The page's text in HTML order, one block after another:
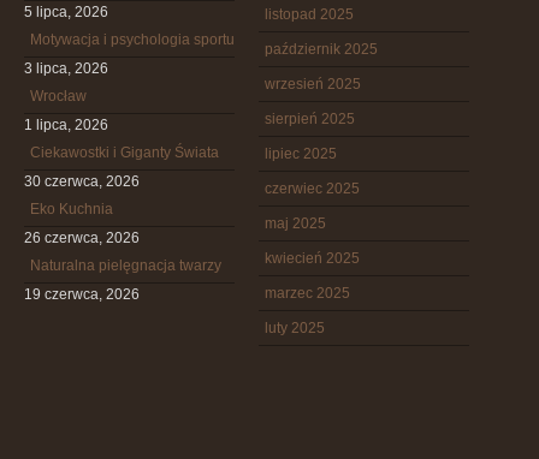
5 lipca, 2026
Motywacja i psychologia sportu
3 lipca, 2026
Wrocław
1 lipca, 2026
Ciekawostki i Giganty Świata
30 czerwca, 2026
Eko Kuchnia
26 czerwca, 2026
Naturalna pielęgnacja twarzy
19 czerwca, 2026
listopad 2025
październik 2025
wrzesień 2025
sierpień 2025
lipiec 2025
czerwiec 2025
maj 2025
kwiecień 2025
marzec 2025
luty 2025